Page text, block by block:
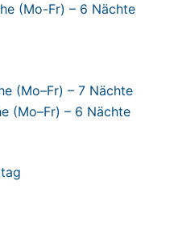
(Mo-Fr) – 6 Nächte
(Mo–Fr) – 7 Nächte
(Mo–Fr) – 6 Nächte